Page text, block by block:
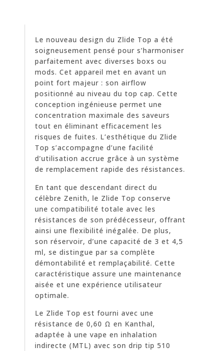
Le nouveau design du Zlide Top a été
soigneusement pensé pour s’harmoniser
parfaitement avec diverses boxs ou
mods. Cet appareil met en avant un
point fort majeur : son airflow
positionné au niveau du top cap. Cette
conception ingénieuse permet une
concentration maximale des saveurs
tout en éliminant efficacement les
risques de fuites. L’esthétique du Zlide
Top s’accompagne d’une facilité
d’utilisation accrue grâce à un système
de remplacement rapide des résistances.
En tant que descendant direct du
célèbre Zenith, le Zlide Top conserve
une compatibilité totale avec les
résistances de son prédécesseur, offrant
ainsi une flexibilité inégalée. De plus,
son réservoir, d’une capacité de 3 et 4,5
ml, se distingue par sa complète
démontabilité et remplaçabilité. Cette
caractéristique assure une maintenance
aisée et une expérience utilisateur
optimale.
Le Zlide Top est fourni avec une
résistance de 0,60 Ω en Kanthal,
adaptée à une vape en inhalation
indirecte (MTL) avec son drip tip 510